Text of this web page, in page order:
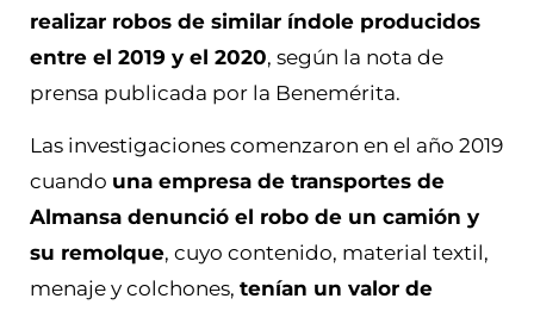
realizar robos de similar índole producidos
entre el 2019 y el 2020, según la nota de
prensa publicada por la Benemérita.
Las investigaciones comenzaron en el año 2019
cuando una empresa de transportes de
Almansa denunció el robo de un camión y
su remolque, cuyo contenido, material textil,
menaje y colchones, tenían un valor de